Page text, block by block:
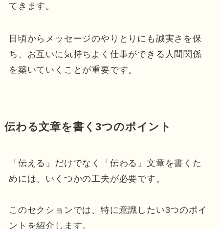
てきます。
日頃からメッセージのやりとりにも誠実さを保
ち、お互いに気持ちよく仕事ができる人間関係
を築いていくことが重要です。
伝わる文章を書く3つのポイント
「伝える」だけでなく「伝わる」文章を書くた
めには、いくつかの工夫が必要です。
このセクションでは、特に意識したい3つのポイ
ントを紹介します。